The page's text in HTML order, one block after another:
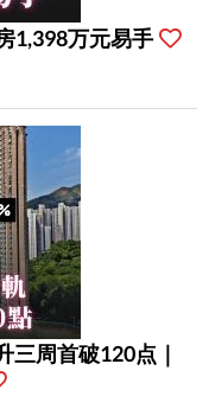
1,398万元易手
周首破120点｜